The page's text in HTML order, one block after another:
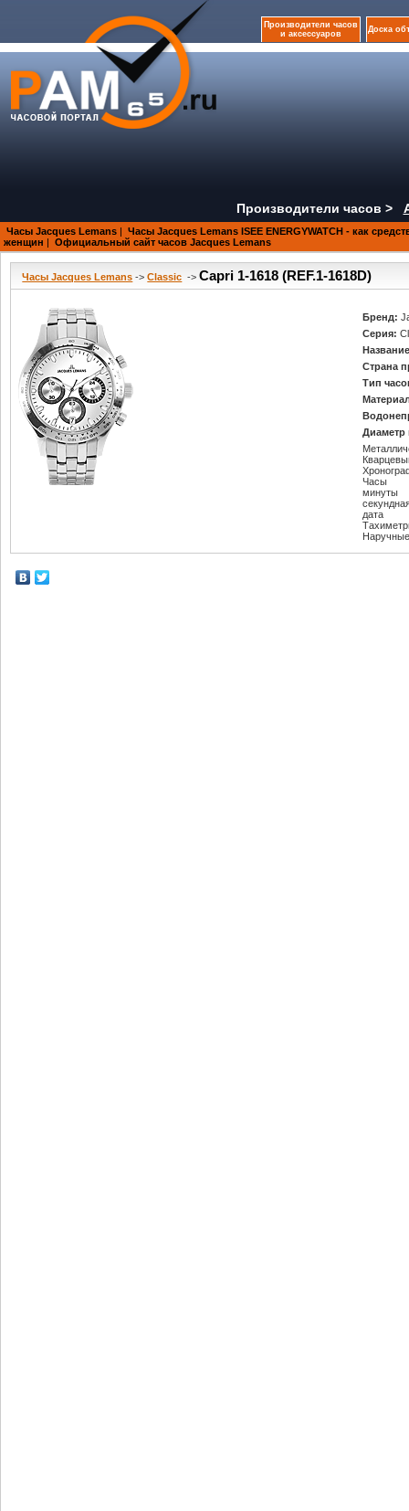
Производители часов
и аксессуаров
Доска
Производители часов >
Часы Jacques Lemans | Часы Jacques Lemans ISEE ENERGYWATCH - как
женщин | Официальный сайт часов Jacques Lemans
Часы Jacques Lemans ->Classic ->Capri 1-1618 (REF.1-1618D)
Бренд:
Серия:
Страна
Тип
Диаметр
Часы
минуты
дата